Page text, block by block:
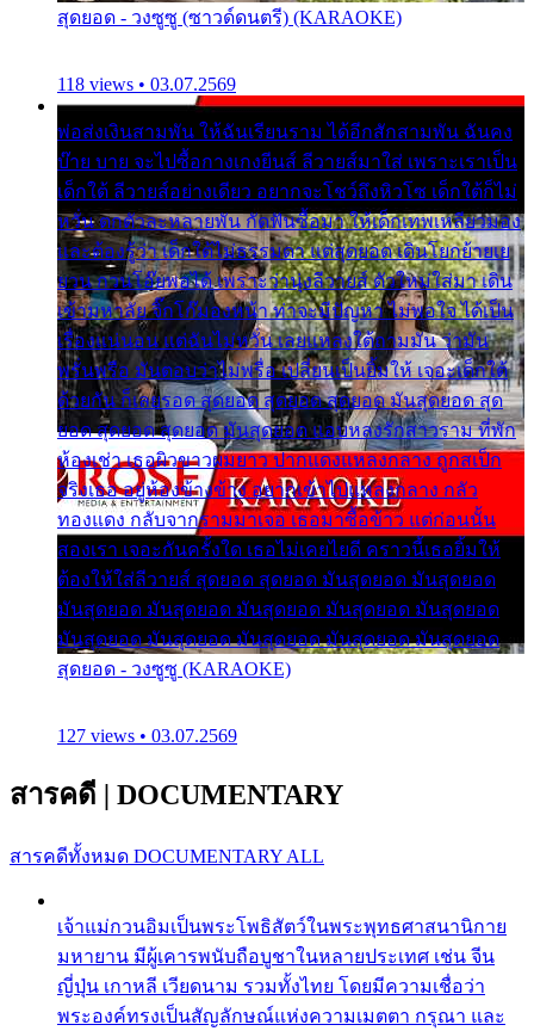
สุดยอด - วงซูซู (ซาวด์ดนตรี) (KARAOKE)
118 views • 03.07.2569
พ่อส่งเงินสามพัน ให้ฉันเรียนราม ได้อีกสักสามพัน ฉันคง
บ๊าย บาย จะไปซื้อกางเกงยีนส์ ลีวายส์มาใส่ เพราะเราเป็น
เด็กใต้ ลีวายส์อย่างเดียว อยากจะโชว์ถึงหิวโซ เด็กใต้ก็ไม่
หวั่น ตกตัวละหลายพัน กัดฟันซื้อมา ให้เด็กเทพเหลียวมอง
และต้องรู้ว่า เด็กใต้ไม่ธรรมดา แต่สุดยอด เดินโยกย้ายเย
ยวน กวนโอ๊ยพอได้ เพราะว่านุ่งลีวายส์ ตัวใหม่ใส่มา เดิน
เข้ามหาลัย จิ๊กโก๊มองหน้า ท่าจะมีปัญหา ไม่พอใจ ได้เป็น
เรื่องแน่นอน แต่ฉันไม่หวั่น เลยแหลงใต้ถามมัน ว่ามัน
พรั่นพรือ มันตอบว่าไม่พรื่อ เปลี่ยนเป็นยิ้มให้ เจอะเด็กใต้
ด้วยกัน ก็เลยรอด สุดยอด สุดยอด สุดยอด มันสุดยอด สุด
ยอด สุดยอด สุดยอด มันสุดยอด แอบหลงรักสาวราม ที่พัก
ห้องเช่า เธอผิวขาวผมยาว ปากแดงแหลงกลาง ถูกสเป็ก
จริงเธอ อยู่ห้องข้างข้าง อยากเข้าไปแหลงกลาง กลัว
ทองแดง กลับจากรามมาเจอ เธอมาซื้อข้าว แต่ก่อนนั้น
สองเรา เจอะกันครั้งใด เธอไม่เคยไยดี คราวนี้เธอยิ้มให้
ต้องให้ใส่ลีวายส์ สุดยอด สุดยอด มันสุดยอด มันสุดยอด
มันสุดยอด มันสุดยอด มันสุดยอด มันสุดยอด มันสุดยอด
มันสุดยอด มันสุดยอด มันสุดยอด มันสุดยอด มันสุดยอด
สุดยอด - วงซูซู (KARAOKE)
127 views • 03.07.2569
สารคดี | DOCUMENTARY
สารคดีทั้งหมด DOCUMENTARY ALL
เจ้าแม่กวนอิมเป็นพระโพธิสัตว์ในพระพุทธศาสนานิกาย
มหายาน มีผู้เคารพนับถือบูชาในหลายประเทศ เช่น จีน
ญี่ปุ่น เกาหลี เวียดนาม รวมทั้งไทย โดยมีความเชื่อว่า
พระองค์ทรงเป็นสัญลักษณ์แห่งความเมตตา กรุณา และ